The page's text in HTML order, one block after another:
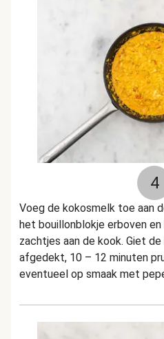
4
Voeg de kokosmelk toe aan
het bouillonblokje erboven
zachtjes aan de kook. Giet
afgedekt, 10 – 12 minuten
eventueel op smaak met